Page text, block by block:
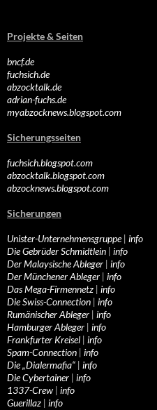
Projekte & Seiten
bncf.de
fuchsich.de
abzocktalk.de
adrian-fuchs.de
myabzocknews.blogspot.com
Sicherungsseiten
fuchsich.blogspot.com
abzocktalk.blogspot.com
abzocknews.blogspot.com
Sicherungen
Unister-Unternehmensgruppe| info
Die Gebrüder Schmidtlein | info
Der Malaysische Ableger | info
Der Münchener Ableger | info
Das Mega-Firmennetz | info
Die Swiss-Connection | info
Rumänischer Ableger | info
Hamburger Ableger | info
Frankfurter Kreisel | info
Spam-Connection | info
Die „Dialermafia“ | info
Die Cybertainer | info
1337-Crew | info
Guerillaz | info